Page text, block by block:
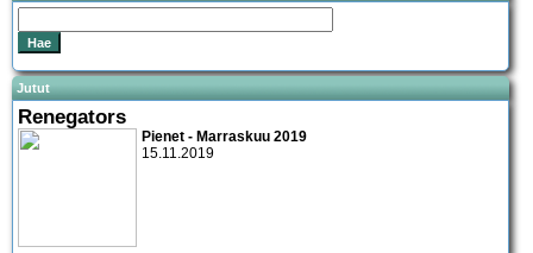
Jutut
Renegators
Pienet - Marraskuu 2019
15.11.2019